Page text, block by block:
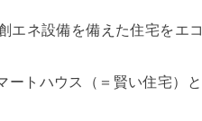
エネ設備を備えた住宅をエコ
トハウス（＝賢い住宅）と